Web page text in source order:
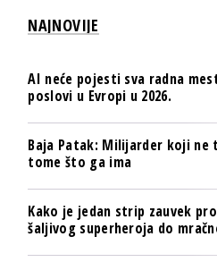
NAJNOVIJE
AI neće pojesti sva radna
poslovi u Evropi u 2026.
Baja Patak: Milijarder koji ne
tome što ga ima
Kako je jedan strip zauvek
šaljivog superheroja do